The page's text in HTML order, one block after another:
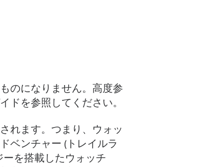
のになりません。高度参
ドを参照してください。
れます。つまり、ウォッ
ベンチャー (トレイルラ
を搭載したウォッチ